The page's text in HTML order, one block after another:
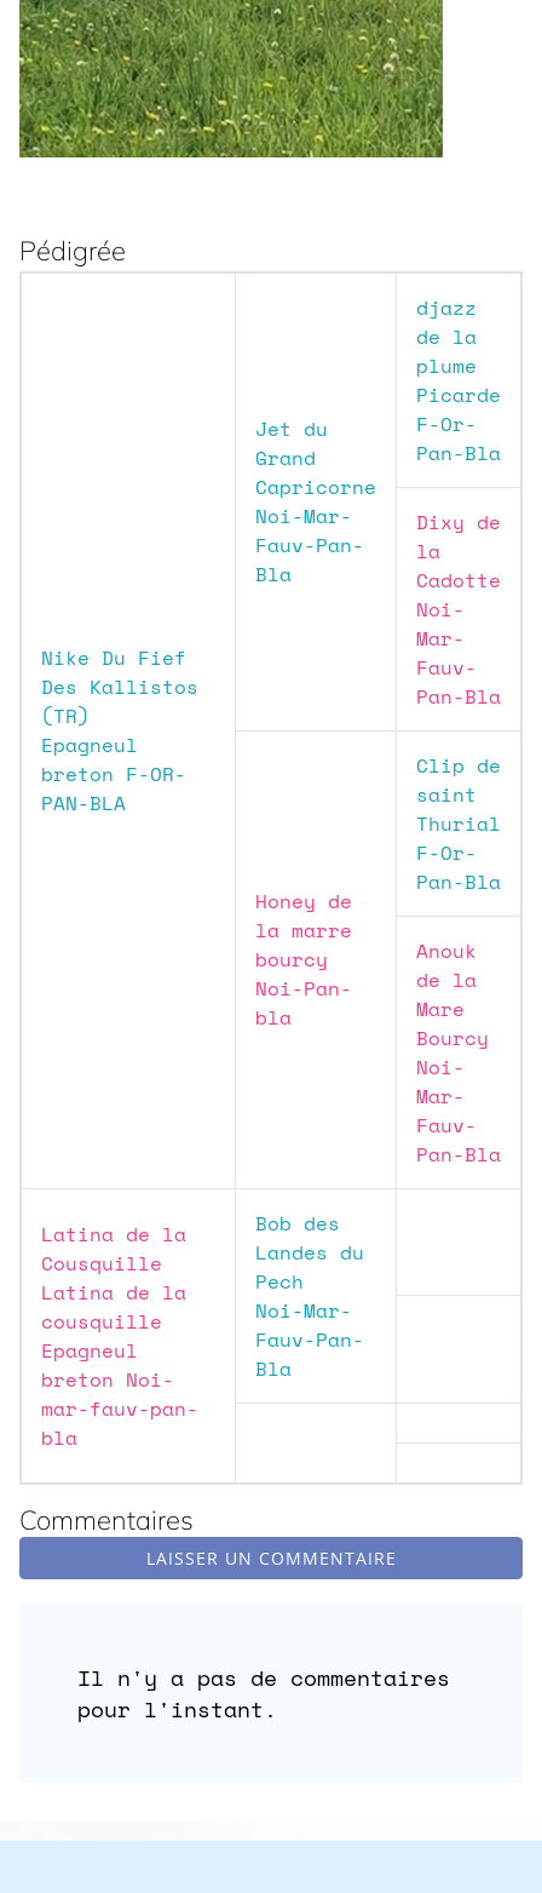
Pédigrée
Nike Du Fief
Des Kallistos
(TR)
Epagneul
breton F-OR-
PAN-BLA
Jet du
Grand
Capricorne
Noi-Mar-
Fauv-Pan-
Bla
djazz
de la
plume
Picarde
F-Or-
Pan-Bla
Dixy de
la
Cadotte
Noi-
Mar-
Fauv-
Pan-Bla
Honey de
la marre
bourcy
Noi-Pan-
bla
Clip de
saint
Thurial
F-Or-
Pan-Bla
Anouk
de la
Mare
Bourcy
Noi-
Mar-
Fauv-
Pan-Bla
Latina de la
Cousquille
Latina de la
cousquille
Epagneul
breton Noi-
mar-fauv-pan-
bla
Bob des
Landes du
Pech
Noi-Mar-
Fauv-Pan-
Bla
Commentaires
LAISSER UN COMMENTAIRE
Il n'y a pas de commentaires
pour l'instant.